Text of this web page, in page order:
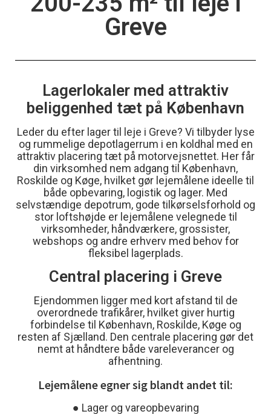
Greve
Lagerlokaler med attraktiv
beliggenhed tæt på København
Leder du efter lager til leje i Greve? Vi tilbyder lyse
og rummelige depotlagerrum i en koldhal med en
attraktiv placering tæt på motorvejsnettet. Her får
din virksomhed nem adgang til København,
Roskilde og Køge, hvilket gør lejemålene ideelle til
både opbevaring, logistik og lager. Med
selvstændige depotrum, gode tilkørselsforhold og
stor loftshøjde er lejemålene velegnede til
virksomheder, håndværkere, grossister,
webshops og andre erhverv med behov for
fleksibel lagerplads.
Central placering i Greve
Ejendommen ligger med kort afstand til de
overordnede trafikårer, hvilket giver hurtig
forbindelse til København, Roskilde, Køge og
resten af Sjælland. Den centrale placering gør det
nemt at håndtere både vareleverancer og
afhentning.
Lejemålene egner sig blandt andet til:
● Lager og vareopbevaring